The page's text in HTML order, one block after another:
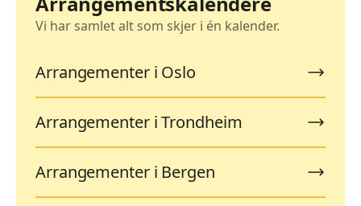
Vi har samlet alt som skjer i én kalender.
Arrangementer i Oslo
Arrangementer i Trondheim
Arrangementer i Bergen